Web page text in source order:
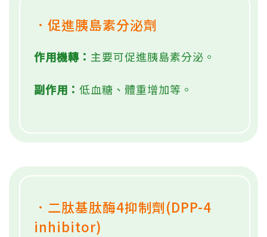
．促進胰島素分泌劑
作用機轉： 主要可促進胰島素分泌。
副作用： 低血糖、體重增加等。
．二肽基肽酶4抑制劑(DPP-4
inhibitor)